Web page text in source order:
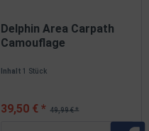
Delphin Area Carpath
Camouflage
Inhalt1 Stück
49,99 € *
39,50 € *